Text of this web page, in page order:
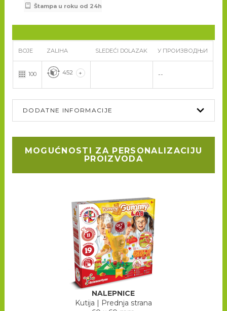
Štampa u roku od 24h
BOJE ZALIHA SLEDEĆI DOLAZAK У ПРОИЗВОДЊИ
100 452 + --
DODATNE INFORMACIJE
MOGUĆNOSTI ZA PERSONALIZACIJU
PROIZVODA
NALEPNICE
Kutija | Prednja strana